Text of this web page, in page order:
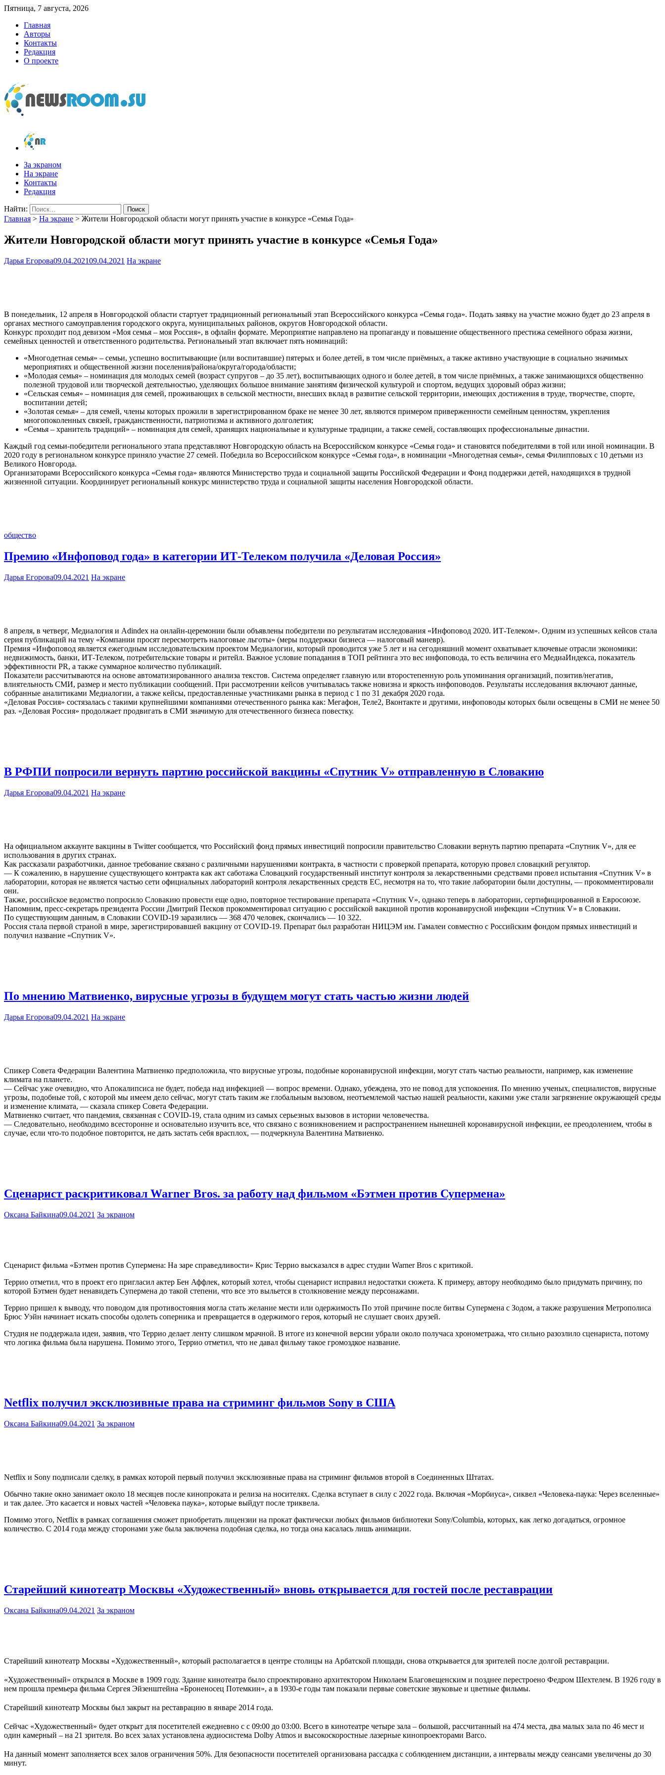
Пятница, 7 августа, 2026
Главная
Авторы
Контакты
Редакция
О проекте
newsroom.su
Новости о новостях
За экраном
На экране
Контакты
Редакция
Найти:
Главная > На экране > Жители Новгородской области могут принять участие в конкурсе «Семья Года»
Жители Новгородской области могут принять участие в конкурсе «Семья Года»
Дарья Егорова09.04.202109.04.2021 На экране
В понедельник, 12 апреля в Новгородской области стартует традиционный региональный этап Всероссийского конкурса «Семья года». Подать заявку на участие можно будет до 23 апреля в
органах местного самоуправления городского округа, муниципальных районов, округов Новгородской области.
Конкурс проходит под девизом «Моя семья – моя Россия», в офлайн формате. Мероприятие направлено на пропаганду и повышение общественного престижа семейного образа жизни,
семейных ценностей и ответственного родительства. Региональный этап включает пять номинаций:
«Многодетная семья» – семьи, успешно воспитывающие (или воспитавшие) пятерых и более детей, в том числе приёмных, а также активно участвующие в социально значимых
мероприятиях и общественной жизни поселения/района/округа/города/области;
«Молодая семья» – номинация для молодых семей (возраст супругов – до 35 лет), воспитывающих одного и более детей, в том числе приёмных, а также занимающихся общественно
полезной трудовой или творческой деятельностью, уделяющих большое внимание занятиям физической культурой и спортом, ведущих здоровый образ жизни;
«Сельская семья» – номинация для семей, проживающих в сельской местности, внесших вклад в развитие сельской территории, имеющих достижения в труде, творчестве, спорте,
воспитании детей;
«Золотая семья» – для семей, члены которых прожили в зарегистрированном браке не менее 30 лет, являются примером приверженности семейным ценностям, укрепления
многопоколенных связей, гражданственности, патриотизма и активного долголетия;
«Семья – хранитель традиций» – номинация для семей, хранящих национальные и культурные традиции, а также семей, составляющих профессиональные династии.
Каждый год семьи-победители регионального этапа представляют Новгородскую область на Всероссийском конкурсе «Семья года» и становятся победителями в той или иной номинации. В
2020 году в региональном конкурсе приняло участие 27 семей. Победила во Всероссийском конкурсе «Семья года», в номинации «Многодетная семья», семья Филипповых с 10 детьми из
Великого Новгорода.
Организаторами Всероссийского конкурса «Семья года» являются Министерство труда и социальной защиты Российской Федерации и Фонд поддержки детей, находящихся в трудной
жизненной ситуации. Координирует региональный конкурс министерство труда и социальной защиты населения Новгородской области.
общество
Премию «Инфоповод года» в категории ИТ-Телеком получила «Деловая Россия»
Дарья Егорова09.04.2021 На экране
8 апреля, в четверг, Медиалогия и Adindex на онлайн-церемонии были объявлены победители по результатам исследования «Инфоповод 2020. ИТ-Телеком». Одним из успешных кейсов стала
серия публикаций на тему «Компании просят пересмотреть налоговые льготы» (меры поддержки бизнеса — налоговый маневр).
Премия «Инфоповод является ежегодным исследовательским проектом Медиалогии, который проводится уже 5 лет и на сегодняшний момент охватывает ключевые отрасли экономики:
недвижимость, банки, ИТ-Телеком, потребительские товары и ритейл. Важное условие попадания в ТОП рейтинга это вес инфоповода, то есть величина его МедиаИндекса, показатель
эффективности PR, а также суммарное количество публикаций.
Показатели рассчитываются на основе автоматизированного анализа текстов. Система определяет главную или второстепенную роль упоминания организаций, позитив/негатив,
влиятельность СМИ, размер и место публикации сообщений. При рассмотрении кейсов учитывалась также новизна и яркость инфоповодов. Результаты исследования включают данные,
собранные аналитиками Медиалогии, а также кейсы, предоставленные участниками рынка в период с 1 по 31 декабря 2020 года.
«Деловая Россия» состязалась с такими крупнейшими компаниями отечественного рынка как: Мегафон, Теле2, Вконтакте и другими, инфоповоды которых были освещены в СМИ не менее 50
раз. «Деловая Россия» продолжает продвигать в СМИ значимую для отечественного бизнеса повестку.
В РФПИ попросили вернуть партию российской вакцины «Спутник V» отправленную в Словакию
Дарья Егорова09.04.2021 На экране
На официальном аккаунте вакцины в Twitter сообщается, что Российский фонд прямых инвестиций попросили правительство Словакии вернуть партию препарата «Спутник V», для ее
использования в других странах.
Как рассказали разработчики, данное требование связано с различными нарушениями контракта, в частности с проверкой препарата, которую провел словацкий регулятор.
— К сожалению, в нарушение существующего контракта как акт саботажа Словацкий государственный институт контроля за лекарственными средствами провел испытания «Спутник V» в
лаборатории, которая не является частью сети официальных лабораторий контроля лекарственных средств ЕС, несмотря на то, что такие лаборатории были доступны, — прокомментировали
они.
Также, российское ведомство попросило Словакию провести еще одно, повторное тестирование препарата «Спутник V», однако теперь в лаборатории, сертифицированной в Евросоюзе.
Напомним, пресс-секретарь президента России Дмитрий Песков прокомментировал ситуацию с российской вакциной против коронавирусной инфекции «Спутник V» в Словакии.
По существующим данным, в Словакии COVID-19 заразились — 368 470 человек, скончались — 10 322.
Россия стала первой страной в мире, зарегистрировавшей вакцину от COVID-19. Препарат был разработан НИЦЭМ им. Гамалеи совместно с Российским фондом прямых инвестиций и
получил название «Спутник V».
По мнению Матвиенко, вирусные угрозы в будущем могут стать частью жизни людей
Дарья Егорова09.04.2021 На экране
Спикер Совета Федерации Валентина Матвиенко предположила, что вирусные угрозы, подобные коронавирусной инфекции, могут стать частью реальности, например, как изменение
климата на планете.
— Сейчас уже очевидно, что Апокалипсиса не будет, победа над инфекцией — вопрос времени. Однако, убеждена, это не повод для успокоения. По мнению ученых, специалистов, вирусные
угрозы, подобные той, с которой мы имеем дело сейчас, могут стать таким же глобальным вызовом, неотъемлемой частью нашей реальности, какими уже стали загрязнение окружающей среды
и изменение климата, — сказала спикер Совета Федерации.
Матвиенко считает, что пандемия, связанная с COVID-19, стала одним из самых серьезных вызовов в истории человечества.
— Следовательно, необходимо всесторонне и основательно изучить все, что связано с возникновением и распространением нынешней коронавирусной инфекции, ее преодолением, чтобы в
случае, если что-то подобное повторится, не дать застать себя врасплох, — подчеркнула Валентина Матвиенко.
Сценарист раскритиковал Warner Bros. за работу над фильмом «Бэтмен против Супермена»
Оксана Байкина09.04.2021 За экраном
Сценарист фильма «Бэтмен против Супермена: На заре справедливости» Крис Террио высказался в адрес студии Warner Bros с критикой.
Террио отметил, что в проект его пригласил актер Бен Аффлек, который хотел, чтобы сценарист исправил недостатки сюжета. К примеру, автору необходимо было придумать причину, по
которой Бэтмен будет ненавидеть Супермена до такой степени, что все это выльется в столкновение между персонажами.
Террио пришел к выводу, что поводом для противостояния могла стать желание мести или одержимость По этой причине после битвы Супермена с Зодом, а также разрушения Метрополиса
Брюс Уэйн начинает искать способы одолеть соперника и превращается в одержимого героя, который не слушает своих друзей.
Студия не поддержала идеи, заявив, что Террио делает ленту слишком мрачной. В итоге из конечной версии убрали около получаса хронометража, что сильно разозлило сценариста, потому
что логика фильма была нарушена. Помимо этого, Террио отметил, что не давал фильму такое громоздкое название.
Netflix получил эксклюзивные права на стриминг фильмов Sony в США
Оксана Байкина09.04.2021 За экраном
Netflix и Sony подписали сделку, в рамках которой первый получил эксклюзивные права на стриминг фильмов второй в Соединенных Штатах.
Обычно такие окно занимает около 18 месяцев после кинопроката и релиза на носителях. Сделка вступает в силу с 2022 года. Включая «Морбиуса», сиквел «Человека-паука: Через вселенные»
и так далее. Это касается и новых частей «Человека паука», которые выйдут после триквела.
Помимо этого, Netflix в рамках соглашения сможет приобретать лицензии на прокат фактически любых фильмов библиотеки Sony/Columbia, которых, как легко догадаться, огромное
количество. С 2014 года между сторонами уже была заключена подобная сделка, но тогда она касалась лишь анимации.
Старейший кинотеатр Москвы «Художественный» вновь открывается для гостей после реставрации
Оксана Байкина09.04.2021 За экраном
Старейший кинотеатр Москвы «Художественный», который располагается в центре столицы на Арбатской площади, снова открывается для зрителей после долгой реставрации.
«Художественный» открылся в Москве в 1909 году. Здание кинотеатра было спроектировано архитектором Николаем Благовещенским и позднее перестроено Федром Шехтелем. В 1926 году в
нем прошла премьера фильма Сергея Эйзенштейна «Броненосец Потемкин», а в 1930-е годы там показали первые советские звуковые и цветные фильмы.
Старейший кинотеатр Москвы был закрыт на реставрацию в январе 2014 года.
Сейчас «Художественный» будет открыт для посетителей ежедневно с с 09:00 до 03:00. Всего в кинотеатре четыре зала – большой, рассчитанный на 474 места, два малых зала по 46 мест и
один камерный – на 21 зрителя. Во всех залах установлена аудиосистема Dolby Atmos и высокоскоростные лазерные кинопроекторами Barco.
На данный момент заполняется всех залов ограничения 50%. Для безопасности посетителей организована рассадка с соблюдением дистанции, а интервалы между сеансами увеличены до 30
минут.